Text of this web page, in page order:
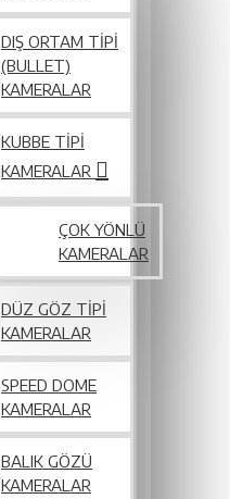
DIŞ ORTAM TIPI
(BULLET)
KAMERALAR
KUBBE TIPI
KAMERALAR
ÇOK YÖNLÜ
KAMERALAR
DÜZ GÖZ TIPI
KAMERALAR
SPEED DOME
KAMERALAR
BALIK GÖZÜ
KAMERALAR